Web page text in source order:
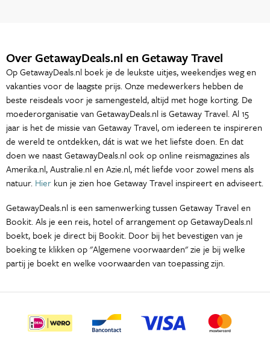
Over GetawayDeals.nl en Getaway Travel
Op GetawayDeals.nl boek je de leukste uitjes, weekendjes weg en
vakanties voor de laagste prijs. Onze medewerkers hebben de
beste reisdeals voor je samengesteld, altijd met hoge korting. De
moederorganisatie van GetawayDeals.nl is Getaway Travel. Al 15
jaar is het de missie van Getaway Travel, om iedereen te inspireren
de wereld te ontdekken, dát is wat we het liefste doen. En dat
doen we naast GetawayDeals.nl ook op online reismagazines als
Amerika.nl, Australie.nl en Azie.nl, mét liefde voor zowel mens als
natuur. Hier kun je zien hoe Getaway Travel inspireert en adviseert.
GetawayDeals.nl is een samenwerking tussen Getaway Travel en
Bookit. Als je een reis, hotel of arrangement op GetawayDeals.nl
boekt, boek je direct bij Bookit. Door bij het bevestigen van je
boeking te klikken op "Algemene voorwaarden" zie je bij welke
partij je boekt en welke voorwaarden van toepassing zijn.